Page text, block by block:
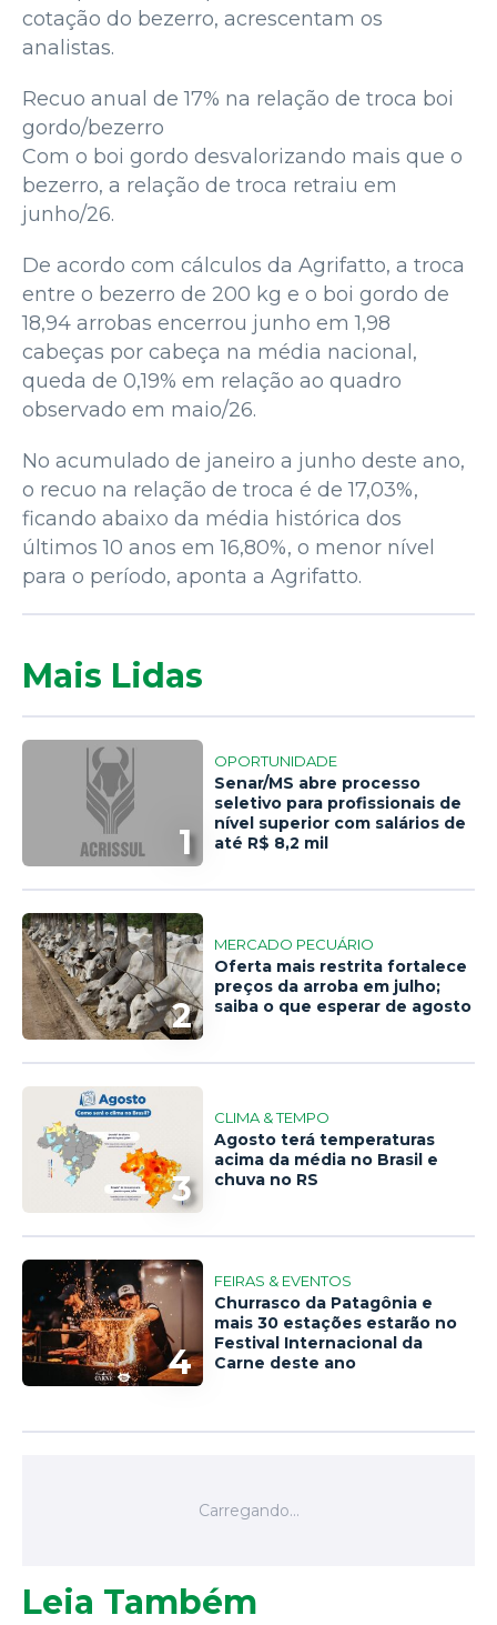
cotação do bezerro, acrescentam os
analistas.
Recuo anual de 17% na relação de troca boi
gordo/bezerro
Com o boi gordo desvalorizando mais que o
bezerro, a relação de troca retraiu em
junho/26.
De acordo com cálculos da Agrifatto, a troca
entre o bezerro de 200 kg e o boi gordo de
18,94 arrobas encerrou junho em 1,98
cabeças por cabeça na média nacional,
queda de 0,19% em relação ao quadro
observado em maio/26.
No acumulado de janeiro a junho deste ano,
o recuo na relação de troca é de 17,03%,
ficando abaixo da média histórica dos
últimos 10 anos em 16,80%, o menor nível
para o período, aponta a Agrifatto.
Mais Lidas
1
OPORTUNIDADE
Senar/MS abre processo
seletivo para profissionais de
nível superior com salários de
até R$ 8,2 mil
2
MERCADO PECUÁRIO
Oferta mais restrita fortalece
preços da arroba em julho;
saiba o que esperar de agosto
3
CLIMA & TEMPO
Agosto terá temperaturas
acima da média no Brasil e
chuva no RS
4
FEIRAS & EVENTOS
Churrasco da Patagônia e
mais 30 estações estarão no
Festival Internacional da
Carne deste ano
Leia Também